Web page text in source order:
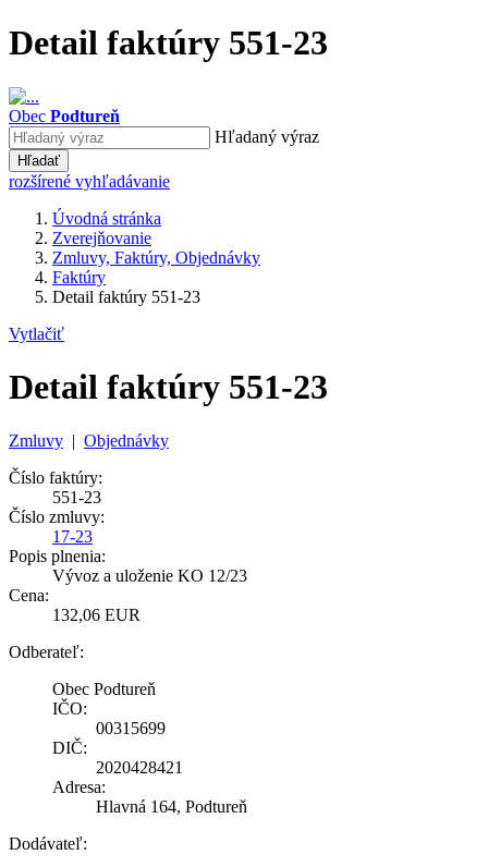
Detail faktúry 551-23
Obec Podtureň
Hľadaný výraz
Hľadať
rozšírené vyhľadávanie
Úvodná stránka
Zverejňovanie
Zmluvy, Faktúry, Objednávky
Faktúry
Detail faktúry 551-23
Vytlačiť
Detail faktúry 551-23
Zmluvy | Objednávky
Číslo faktúry:
551-23
Číslo zmluvy:
17-23
Popis plnenia:
Vývoz a uloženie KO 12/23
Cena:
132,06 EUR
Odberateľ:
Obec Podtureň
IČO:
00315699
DIČ:
2020428421
Adresa:
Hlavná 164, Podtureň
Dodávateľ: